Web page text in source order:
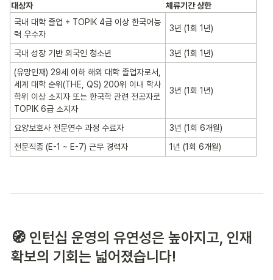
대상자
체류기간 상한
국내 대학 졸업 + TOPIK 4급 이상 한국어능
력 우수자
3년 (1회 1년)
국내 성장 기반 외국인 청소년
3년 (1회 1년)
(유망인재) 29세 이하 해외 대학 졸업자로서,
세계 대학 순위(THE, QS) 200위 이내 학사
학위 이상 소지자 또는 한국학 관련 전공자로
TOPIK 6급 소지자
3년 (1회 1년)
요양보호사 전문연수 과정 수료자
3년 (1회 6개월)
전문직종 (E-1 ~ E-7) 근무 경력자
1년 (1회 6개월)
🧭 인턴십 운영의 유연성은 높아지고, 인재
확보의 기회는 넓어졌습니다!